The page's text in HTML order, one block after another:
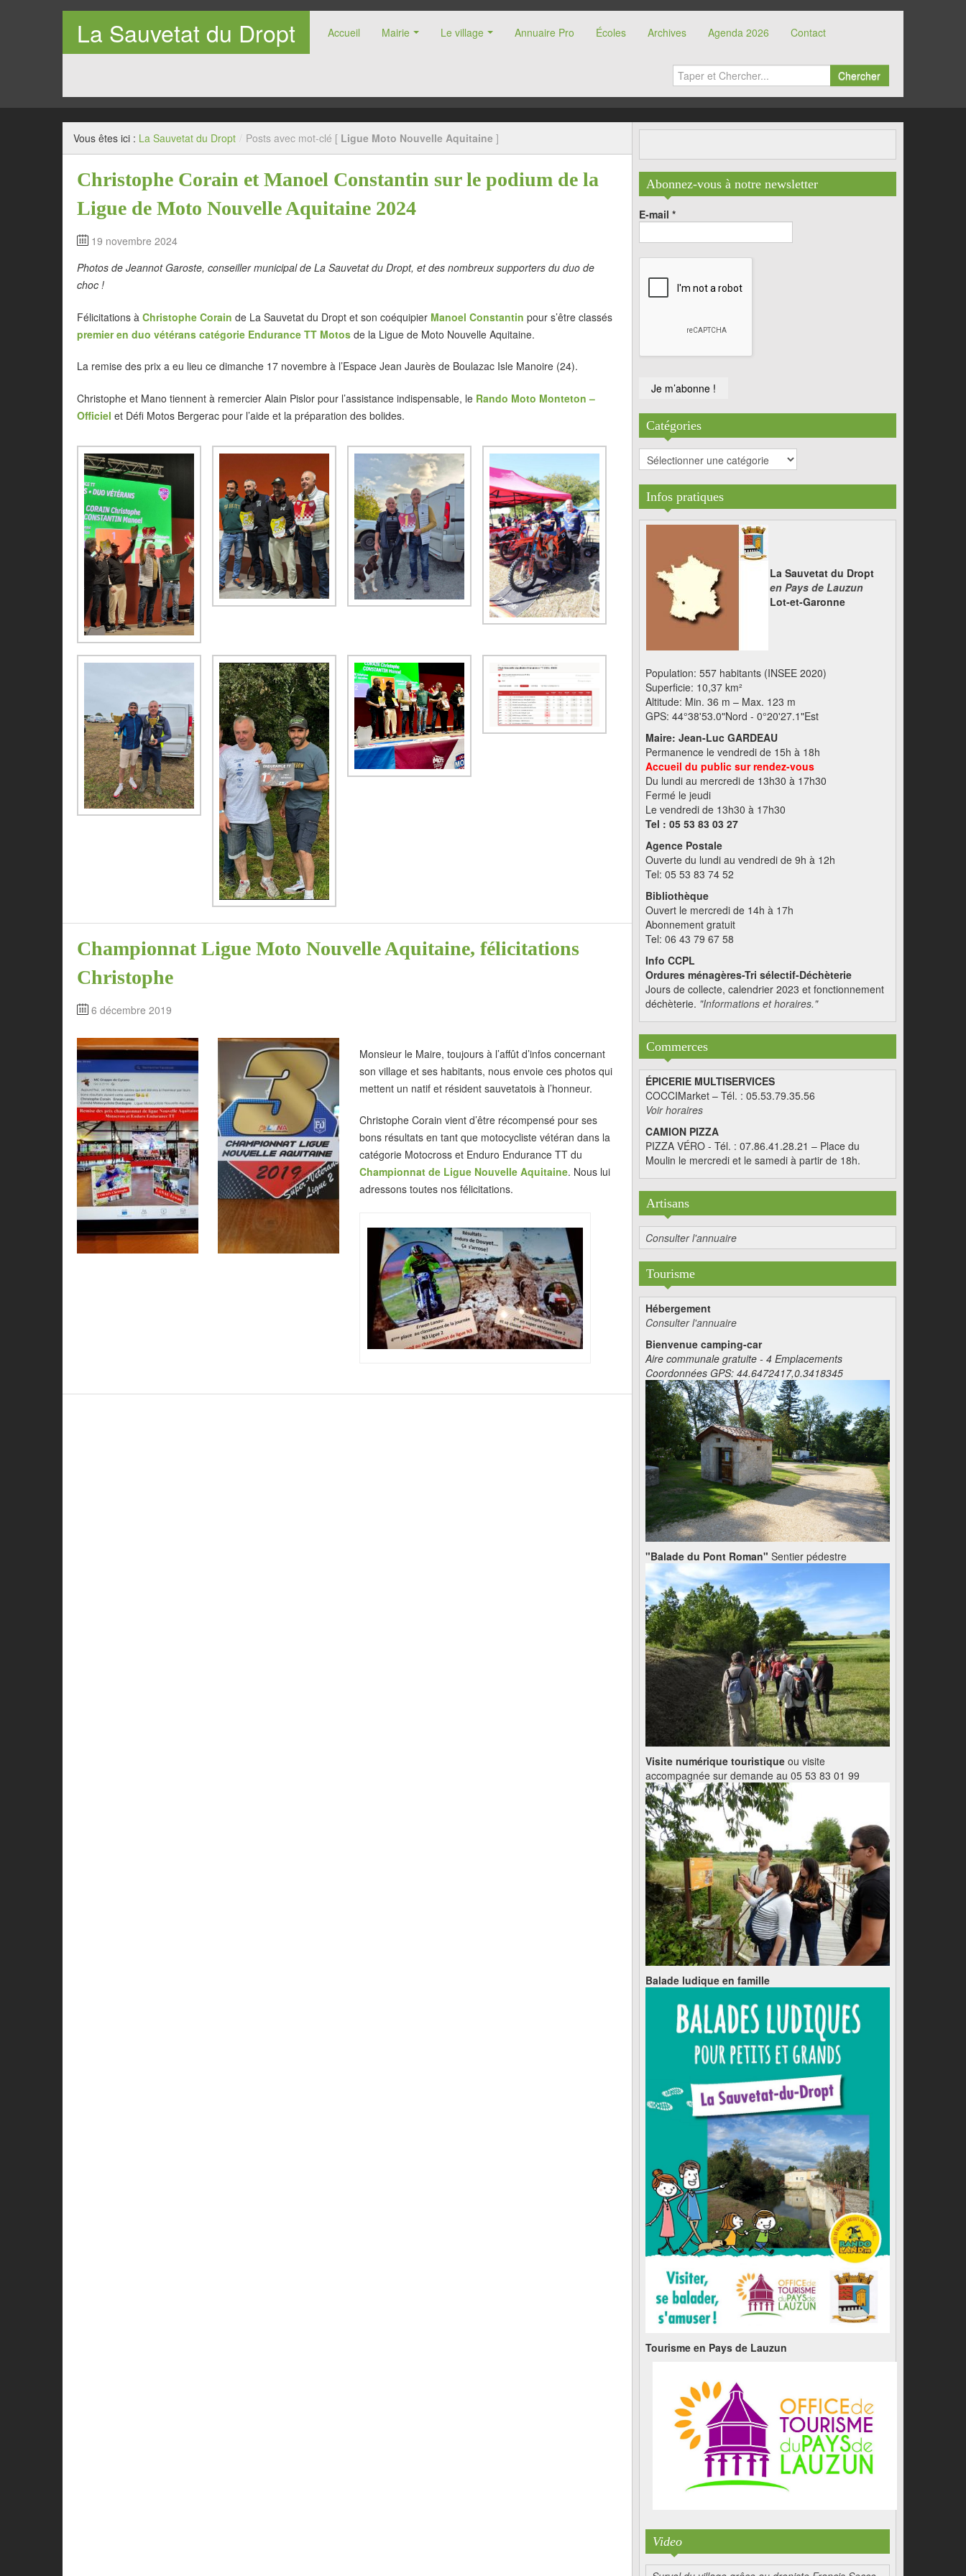
La Sauvetat du Dropt Accueil Mairie Le village Annuaire Pro Écoles Archives Agenda 2026 Contact
Chercher
Vous êtes ici : La Sauvetat du Dropt / Posts avec mot-clé [ Ligue Moto Nouvelle Aquitaine ]
Christophe Corain et Manoel Constantin sur le podium de la
Ligue de Moto Nouvelle Aquitaine 2024
19 novembre 2024
Photos de Jeannot Garoste, conseiller municipal de La Sauvetat du Dropt, et des nombreux supporters du duo de
choc !
Félicitations à Christophe Corain de La Sauvetat du Dropt et son coéquipier Manoel Constantin pour s’être classés
premier en duo vétérans catégorie Endurance TT Motos de la Ligue de Moto Nouvelle Aquitaine.
La remise des prix a eu lieu ce dimanche 17 novembre à l’Espace Jean Jaurès de Boulazac Isle Manoire (24).
Christophe et Mano tiennent à remercier Alain Pislor pour l’assistance indispensable, le Rando Moto Monteton –
Officiel et Défi Motos Bergerac pour l’aide et la préparation des bolides.
Championnat Ligue Moto Nouvelle Aquitaine, félicitations
Christophe
6 décembre 2019
Monsieur le Maire, toujours à l’affût d’infos concernant
son village et ses habitants, nous envoie ces photos qui
mettent un natif et résident sauvetatois à l’honneur.
Christophe Corain vient d’être récompensé pour ses
bons résultats en tant que motocycliste vétéran dans la
catégorie Motocross et Enduro Endurance TT du
Championnat de Ligue Nouvelle Aquitaine. Nous lui
adressons toutes nos félicitations.
Abonnez-vous à notre newsletter
E-mail *
Catégories
Catégories
Infos pratiques
La Sauvetat du Dropt
en Pays de Lauzun
Lot-et-Garonne
Population: 557 habitants (INSEE 2020)
Superficie: 10,37 km²
Altitude: Min. 36 m – Max. 123 m
GPS: 44°38'53.0"Nord - 0°20'27.1"Est
Maire: Jean-Luc GARDEAU
Permanence le vendredi de 15h à 18h
Accueil du public sur rendez-vous
Du lundi au mercredi de 13h30 à 17h30
Fermé le jeudi
Le vendredi de 13h30 à 17h30
Tel : 05 53 83 03 27
Agence Postale
Ouverte du lundi au vendredi de 9h à 12h
Tel: 05 53 83 74 52
Bibliothèque
Ouvert le mercredi de 14h à 17h
Abonnement gratuit
Tel: 06 43 79 67 58
Info CCPL
Ordures ménagères-Tri sélectif-Déchèterie
Jours de collecte, calendrier 2023 et fonctionnement
déchèterie. "Informations et horaires."
Commerces
ÉPICERIE MULTISERVICES
COCCIMarket – Tél. : 05.53.79.35.56
Voir horaires
CAMION PIZZA
PIZZA VÉRO - Tél. : 07.86.41.28.21 – Place du
Moulin le mercredi et le samedi à partir de 18h.
Artisans
Consulter l'annuaire
Tourisme
Hébergement
Consulter l'annuaire
Bienvenue camping-car
Aire communale gratuite - 4 Emplacements
Coordonnées GPS: 44.6472417,0.3418345
"Balade du Pont Roman" Sentier pédestre
Visite numérique touristique ou visite
accompagnée sur demande au 05 53 83 01 99
Balade ludique en famille
Tourisme en Pays de Lauzun
Video